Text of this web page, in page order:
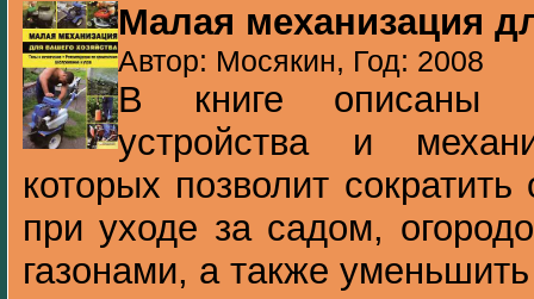
Малая механизация
Автор: Мосякин, Год: 2008
В книге описаны
устройства и
которых позволит
при уходе за садом,
газонами, а также